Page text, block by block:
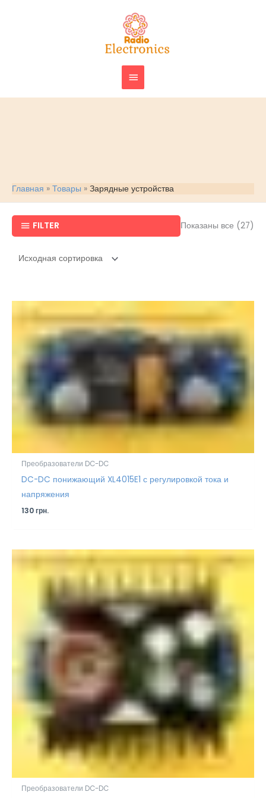
ГЛАВНОЕ
МЕНЮ
Главная Товары Зарядные устройства
FILTER Показаны все (27)
Преобразователи DC-DC
DC-DC понижающий XL4015E1 с регулировкой тока и
напряжения
130грн.
Преобразователи DC-DC